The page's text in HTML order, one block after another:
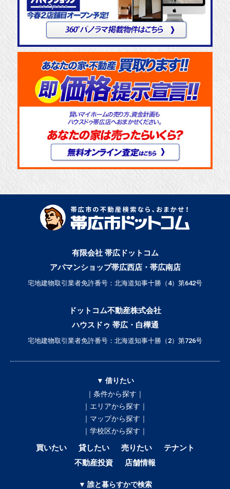
有限会社 帯広ドットコム
アパマンショップ帯広西店・帯広南店
宅地建物取引業者免許番号：北海道知事十勝（4）第642号
ドットコム不動産株式会社
ハウスドゥ 帯広・白樺通
宅地建物取引業者免許番号：北海道知事十勝（2）第726号
▼ 借りたい
｜条件から探す｜
｜エリアから探す｜
｜マップから探す｜
｜学校区から探す｜
買いたい 貸したい 売りたい
テナント
不動産投資
店舗情報
▼ 誰と暮らすかで検索